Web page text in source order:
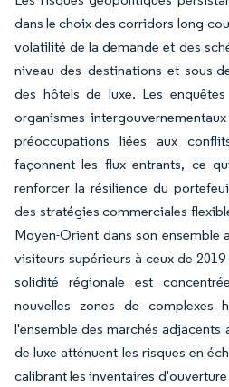
dans le choix des corridors long-
volatilité de la demande et des
niveau des destinations et sous-
des hôtels de luxe. Les
organismes
préoccupations liées aux
façonnent les flux entrants, ce
renforcer la résilience du
des stratégies commerciales
Moyen-Orient dans son ensemble
visiteurs supérieurs à ceux de
solidité régionale est
nouvelles zones de complexes
l'ensemble des marchés adjacents
de luxe atténuent les risques en
calibrant les inventaires